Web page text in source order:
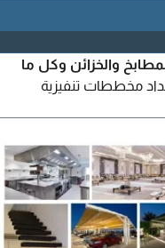
والخزائن وكل ما
مخططات تنفيزية